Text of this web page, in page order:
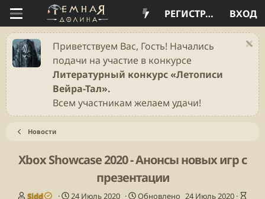
ВХОД
РЕГИСТРАЦИЯ
Приветствуем Вас, Гость! Начались
подачи на участие в конкурсе
Литературный конкурс «Летописи
Вейра-Тал».
Всем участникам желаем удачи!
Новости
Xbox Showcase 2020 - Анонсы новых игр с
презентации
А
Sidd
Д
24 Июль 2020 Обновлено 24 Июль 2020
В